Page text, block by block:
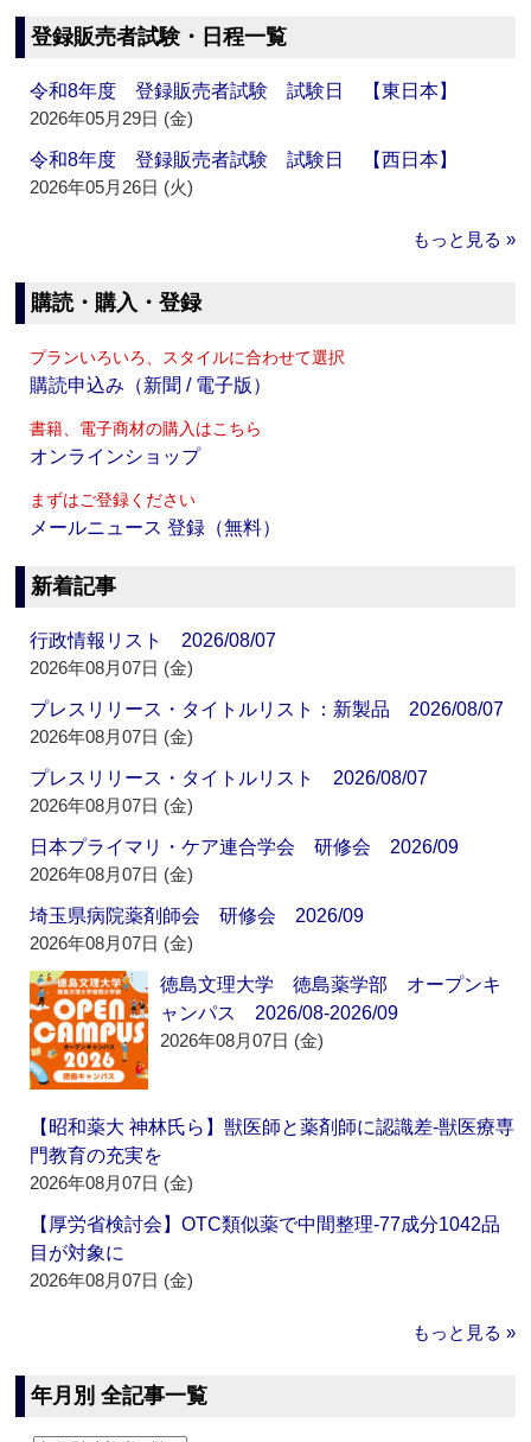
登録販売者試験・日程一覧
令和8年度 登録販売者試験 試験日 【東日本】
2026年05月29日 (金)
令和8年度 登録販売者試験 試験日 【西日本】
2026年05月26日 (火)
もっと見る »
購読・購入・登録
プランいろいろ、スタイルに合わせて選択
購読申込み（新聞 / 電子版）
書籍、電子商材の購入はこちら
オンラインショップ
まずはご登録ください
メールニュース 登録（無料）
新着記事
行政情報リスト 2026/08/07
2026年08月07日 (金)
プレスリリース・タイトルリスト：新製品 2026/08/07
2026年08月07日 (金)
プレスリリース・タイトルリスト 2026/08/07
2026年08月07日 (金)
日本プライマリ・ケア連合学会 研修会 2026/09
2026年08月07日 (金)
埼玉県病院薬剤師会 研修会 2026/09
2026年08月07日 (金)
徳島文理大学 徳島薬学部 オープンキ
ャンパス 2026/08-2026/09
2026年08月07日 (金)
【昭和薬大 神林氏ら】獣医師と薬剤師に認識差‐獣医療専
門教育の充実を
2026年08月07日 (金)
【厚労省検討会】OTC類似薬で中間整理‐77成分1042品
目が対象に
2026年08月07日 (金)
もっと見る »
年月別 全記事一覧